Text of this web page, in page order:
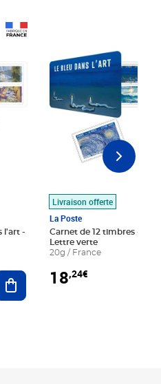
l'art -
Ajouter au panier
Livraison offerte
La Poste
Carnet de 12 timbres - Le
Lettre verte
20g / France
18,24€